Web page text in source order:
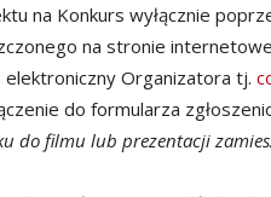
na Konkurs wyłącznie
na stronie
Organizatora tj.
do formularza
do filmu lub prezentacji